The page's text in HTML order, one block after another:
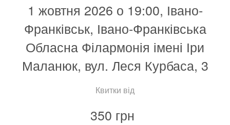
1 жовтня 2026 о 19:00, Івано-
Франківськ, Івано-Франківська
Обласна Філармонія імені Іри
Маланюк, вул. Леся Курбаса, 3
Квитки від
350 грн